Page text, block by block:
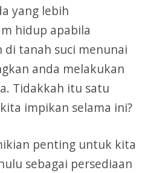
yang lebih
hidup apabila
tanah suci menunai
anda melakukan
Tidakkah itu satu
impikan selama ini?
penting untuk kita
sebagai persediaan